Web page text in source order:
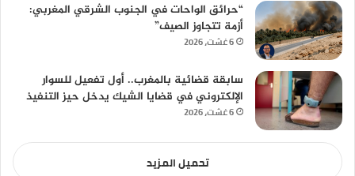
“حرائق الواحات في الجنوب الشرقي المغربي:
أزمة تتجاوز الصيف”
6 غشت، 2026
سابقة قضائية بالمغرب.. أول تفعيل للسوار
الإلكتروني في قضايا الشيك يدخل حيز التنفيذ
6 غشت، 2026
تحميل المزيد